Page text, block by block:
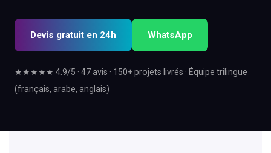
Devis gratuit en 24h WhatsApp
★★★★★ 4.9/5 · 47 avis · 150+ projets livrés · Équipe trilingue
(français, arabe, anglais)